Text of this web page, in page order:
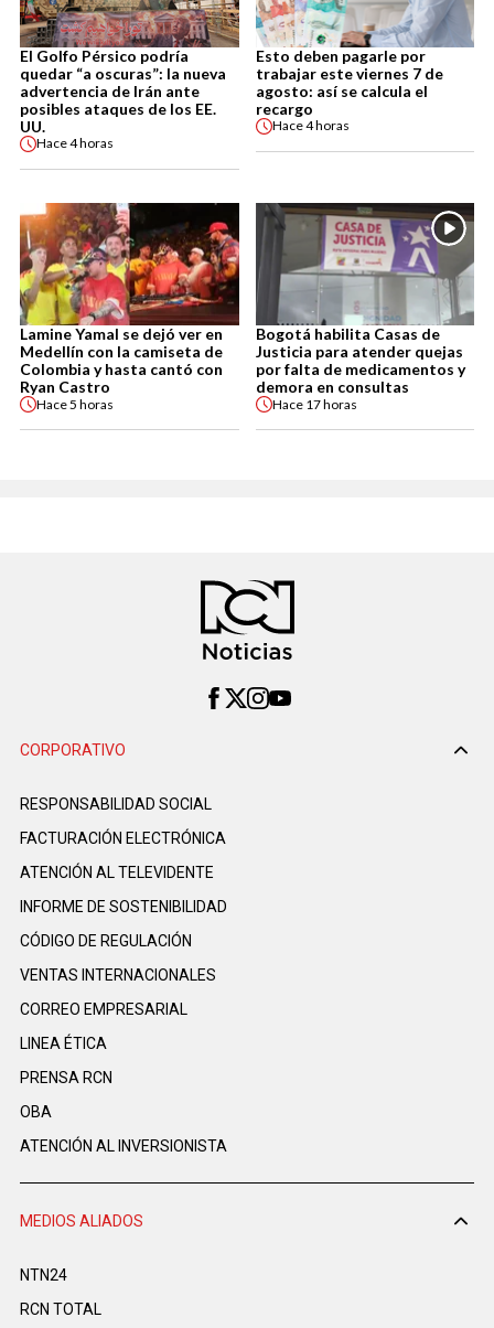
El Golfo Pérsico podría
quedar “a oscuras”: la nueva
advertencia de Irán ante
posibles ataques de los EE.
UU.
Hace4 horas
Esto deben pagarle por
trabajar este viernes 7 de
agosto: así se calcula el
recargo
Hace4 horas
Lamine Yamal se dejó ver en
Medellín con la camiseta de
Colombia y hasta cantó con
Ryan Castro
Hace5 horas
Bogotá habilita Casas de
Justicia para atender quejas
por falta de medicamentos y
demora en consultas
Hace 17 horas
CORPORATIVO
RESPONSABILIDAD SOCIAL
FACTURACIÓN ELECTRÓNICA
ATENCIÓN AL TELEVIDENTE
INFORME DE SOSTENIBILIDAD
CÓDIGO DE REGULACIÓN
VENTAS INTERNACIONALES
CORREO EMPRESARIAL
LINEA ÉTICA
PRENSA RCN
OBA
ATENCIÓN AL INVERSIONISTA
MEDIOS ALIADOS
NTN24
RCN TOTAL